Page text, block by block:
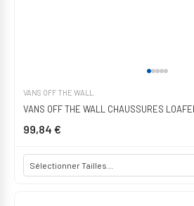
VANS OFF THE WALL
VANS OFF THE WALL CHAUSSURES
99,84 €